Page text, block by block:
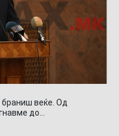
браниш веќе. Од
до…